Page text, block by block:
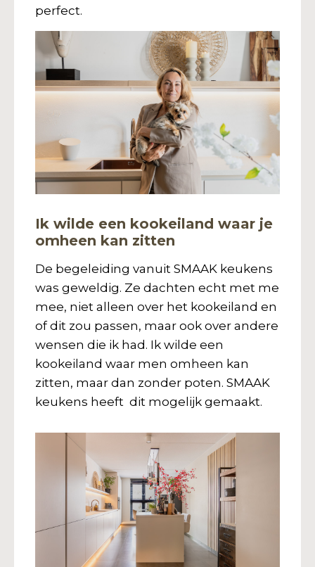
perfect.
Ik wilde een kookeiland waar je
omheen kan zitten
De begeleiding vanuit SMAAK keukens
was geweldig. Ze dachten echt met me
mee, niet alleen over het kookeiland en
of dit zou passen, maar ook over andere
wensen die ik had. Ik wilde een
kookeiland waar men omheen kan
zitten, maar dan zonder poten. SMAAK
keukens heeft dit mogelijk gemaakt.